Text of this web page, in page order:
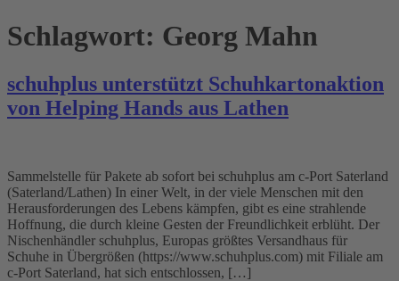
Schlagwort: Georg Mahn
schuhplus unterstützt Schuhkartonaktion
von Helping Hands aus Lathen
Sammelstelle für Pakete ab sofort bei schuhplus am c-Port Saterland
(Saterland/Lathen) In einer Welt, in der viele Menschen mit den
Herausforderungen des Lebens kämpfen, gibt es eine strahlende
Hoffnung, die durch kleine Gesten der Freundlichkeit erblüht. Der
Nischenhändler schuhplus, Europas größtes Versandhaus für
Schuhe in Übergrößen (https://www.schuhplus.com) mit Filiale am
c-Port Saterland, hat sich entschlossen, […]